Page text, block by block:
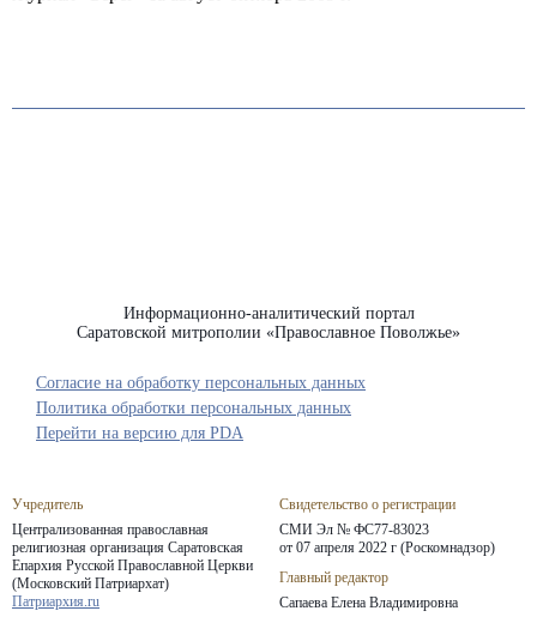
Информационно-аналитический портал
Саратовской митрополии «Православное Поволжье»
Учредитель
Централизованная православная
религиозная организация Саратовская
Епархия Русской Православной Церкви
(Московский Патриархат)
Патриархия.ru
Свидетельство о регистрации
СМИ Эл № ФС77-83023
от 07 апреля 2022 г (Роскомнадзор)
Главный редактор
Сапаева Елена Владимировна
Согласие на обработку персональных данных
Политика обработки персональных данных
Перейти на версию для PDA